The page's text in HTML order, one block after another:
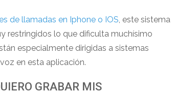
de llamadas en Iphone o IOS, este sistema
restringidos lo que dificulta muchísimo
especialmente dirigidas a sistemas
en esta aplicación.
GRABAR MIS